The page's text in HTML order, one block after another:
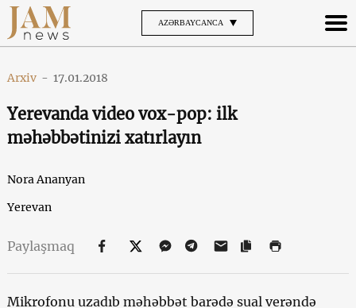
AZƏRBAYCANCA
Arxiv - 17.01.2018
Yerevanda video vox-pop: ilk
məhəbbətinizi xatırlayın
Nora Ananyan
Yerevan
Paylaşmaq
Mikrofonu uzadıb məhəbbət barədə sual verəndə